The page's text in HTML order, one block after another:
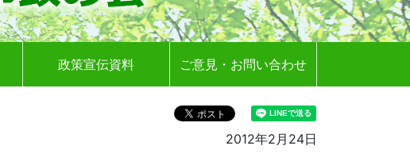
政策宣伝資料 ご意見・お問い合わせ
2012年2月24日